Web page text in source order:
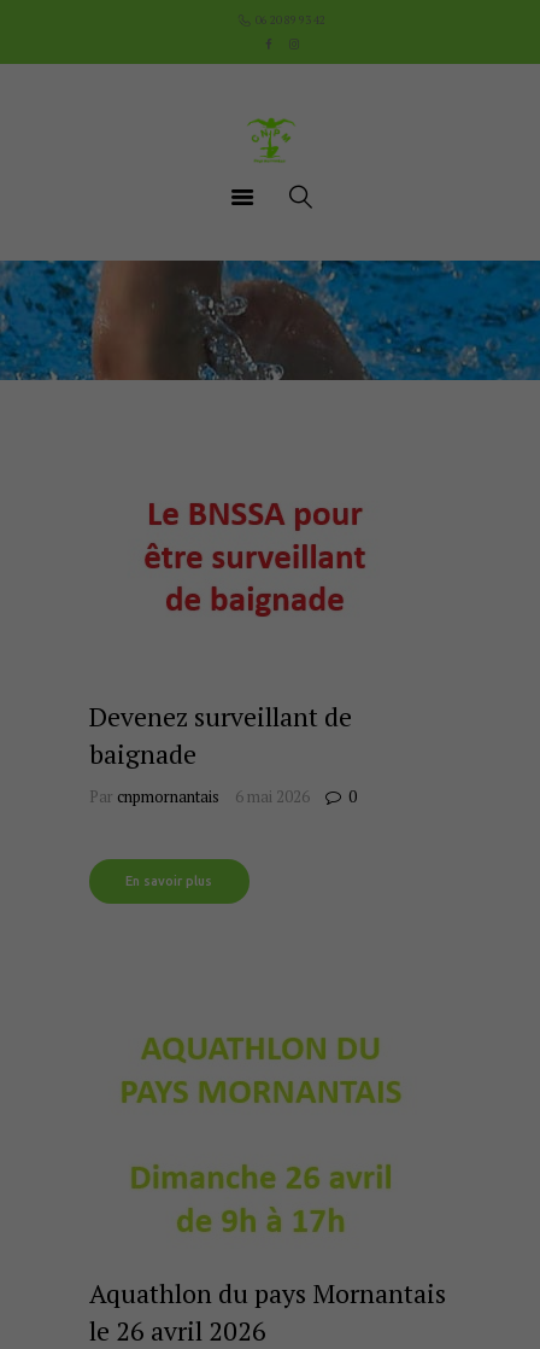
06 20 89 93 42
Le Club
Aquathlon du Pays
Mornantais
Documents utiles
Devenez surveillant de
baignade
Par cnpmornantais 6 mai 2026 0
En savoir plus
Aquathlon du pays Mornantais
le 26 avril 2026